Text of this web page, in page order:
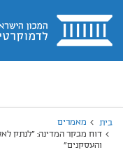
בית
בית
מאמרים
דוח מבקר המדינה: "לנתק
והעסקנים"